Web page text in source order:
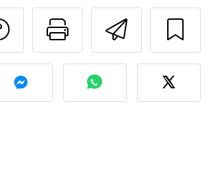
Imprimer
Poser une
votre photo de